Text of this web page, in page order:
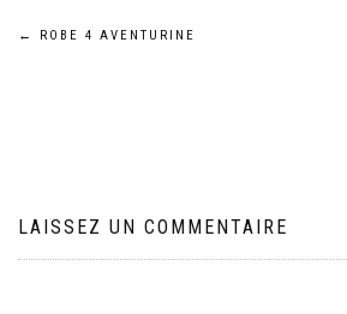
Navigation
← ROBE 4 AVENTURINE
LAISSEZ UN COMMENTAIRE